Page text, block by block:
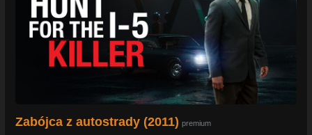
Zabójca z autostrady (2011) premium